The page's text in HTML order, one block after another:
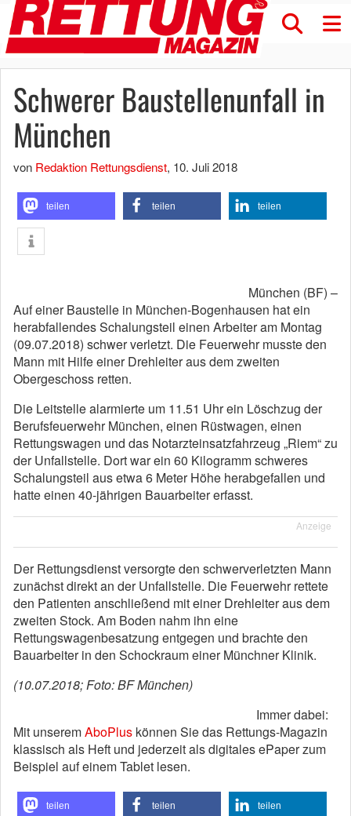
Schwerer Baustellenunfall in
München
von Redaktion Rettungsdienst, 10. Juli 2018
teilen teilen teilen
München (BF) –
Auf einer Baustelle in München-Bogenhausen hat ein
herabfallendes Schalungsteil einen Arbeiter am Montag
(09.07.2018) schwer verletzt. Die Feuerwehr musste den
Mann mit Hilfe einer Drehleiter aus dem zweiten
Obergeschoss retten.
Die Leitstelle alarmierte um 11.51 Uhr ein Löschzug der
Berufsfeuerwehr München, einen Rüstwagen, einen
Rettungswagen und das Notarzteinsatzfahrzeug „Riem“ zu
der Unfallstelle. Dort war ein 60 Kilogramm schweres
Schalungsteil aus etwa 6 Meter Höhe herabgefallen und
hatte einen 40-jährigen Bauarbeiter erfasst.
Anzeige
Der Rettungsdienst versorgte den schwerverletzten Mann
zunächst direkt an der Unfallstelle. Die Feuerwehr rettete
den Patienten anschließend mit einer Drehleiter aus dem
zweiten Stock. Am Boden nahm ihn eine
Rettungswagenbesatzung entgegen und brachte den
Bauarbeiter in den Schockraum einer Münchner Klinik.
(10.07.2018; Foto: BF München)
Immer dabei:
Mit unseremAboPlus können Sie das Rettungs-Magazin
klassisch als Heft und jederzeit als digitales ePaper zum
Beispiel auf einem Tablet lesen.
teilen teilen teilen